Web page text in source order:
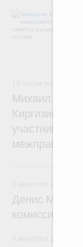
Михаил
Киргизии
участников
Денис
комиссии по